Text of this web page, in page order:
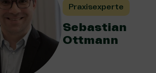
Praxisexperte
Sebastian
Ottmann